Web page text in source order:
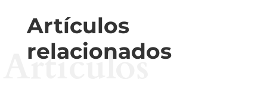
Artículos
relacionados
Artículos